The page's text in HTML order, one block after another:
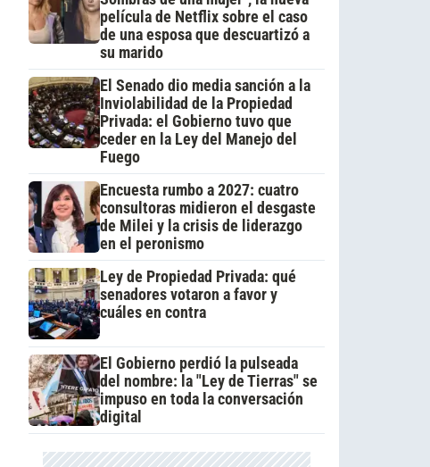
película de Netflix sobre el caso
de una esposa que descuartizó a
su marido
El Senado dio media sanción a la
Inviolabilidad de la Propiedad
Privada: el Gobierno tuvo que
ceder en la Ley del Manejo del
Fuego
Encuesta rumbo a 2027: cuatro
consultoras midieron el desgaste
de Milei y la crisis de liderazgo
en el peronismo
Ley de Propiedad Privada: qué
senadores votaron a favor y
cuáles en contra
El Gobierno perdió la pulseada
del nombre: la "Ley de Tierras" se
impuso en toda la conversación
digital